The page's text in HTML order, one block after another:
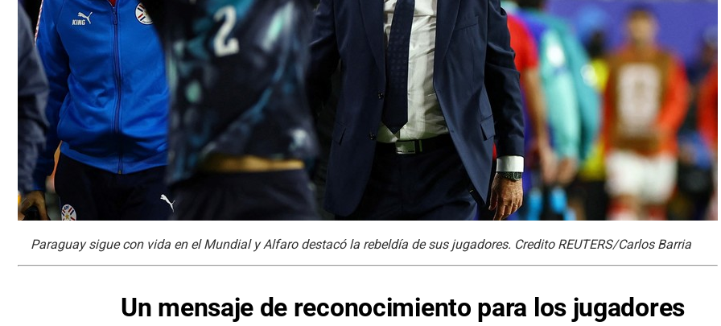
Paraguay sigue con vida en el Mundial y Alfaro destacó la rebeldía de sus jugadores. Credito REUTERS/Carlos Barria
Un mensaje de reconocimiento para los jugadores